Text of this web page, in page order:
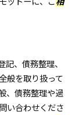
、債務整理、
般を取り扱って
、債務整理や過
い合わせくださ